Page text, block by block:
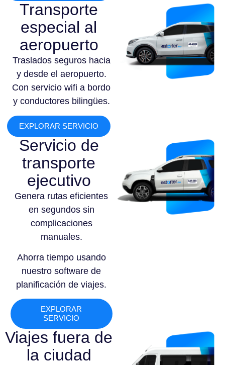
Transporte
especial al
aeropuerto
Traslados seguros hacia
y desde el aeropuerto.
Con servicio wifi a bordo
y conductores bilingües.
EXPLORAR SERVICIO
Servicio de
transporte
ejecutivo
Genera rutas eficientes
en segundos sin
complicaciones
manuales.
Ahorra tiempo usando
nuestro software de
planificación de viajes.
EXPLORAR
SERVICIO
Viajes fuera de
la ciudad